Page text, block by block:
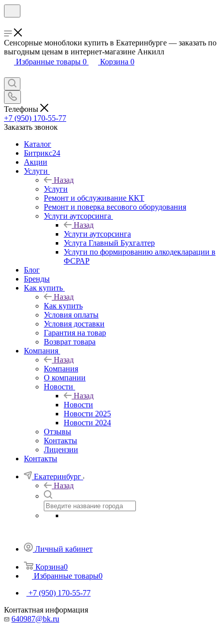
Сенсорные моноблоки купить в Екатеринбурге — заказать по
выгодным ценам в интернет-магазине Анкилл
Избранные товары 0 Корзина 0
Телефоны
+7 (950) 170-55-77
Заказать звонок
Каталог
Битрикс24
Акции
Услуги
Назад
Услуги
Ремонт и обслуживание ККТ
Ремонт и поверка весового оборудования
Услуги аутсорсинга
Назад
Услуги аутсорсинга
Услуга Главный Бухгалтер
Услуги по формированию алкодекларации в
ФСРАР
Блог
Бренды
Как купить
Назад
Как купить
Условия оплаты
Условия доставки
Гарантия на товар
Возврат товара
Компания
Назад
Компания
О компании
Новости
Назад
Новости
Новости 2025
Новости 2024
Отзывы
Контакты
Лицензии
Контакты
Екатеринбург
Назад
Личный кабинет
Корзина0
Избранные товары0
+7 (950) 170-55-77
Контактная информация
640987@bk.ru